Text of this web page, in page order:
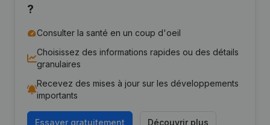
?
Consulter la santé en un coup d'oeil
Choisissez des informations rapides ou des détails
granulaires
Recevez des mises à jour sur les développements
importants
Essayer gratuitement Découvrir plus